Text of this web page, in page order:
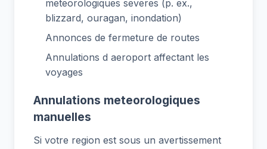
meteorologiques severes (p. ex.,
blizzard, ouragan, inondation)
Annonces de fermeture de routes
Annulations d aeroport affectant les
voyages
Annulations meteorologiques
manuelles
Si votre region est sous un avertissement